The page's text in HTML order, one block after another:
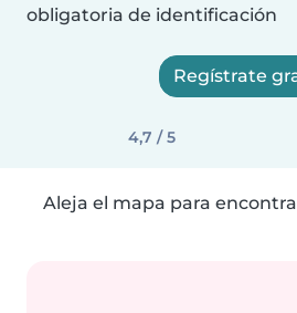
obligatoria de identificación
Regístrate
4,7 / 5
Aleja el mapa para